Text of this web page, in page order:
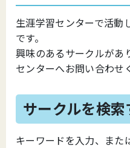
生涯学習センターで活動
です。
興味のあるサークルがあ
センターへお問い合わせ
サークルを検索
キーワードを入力、また